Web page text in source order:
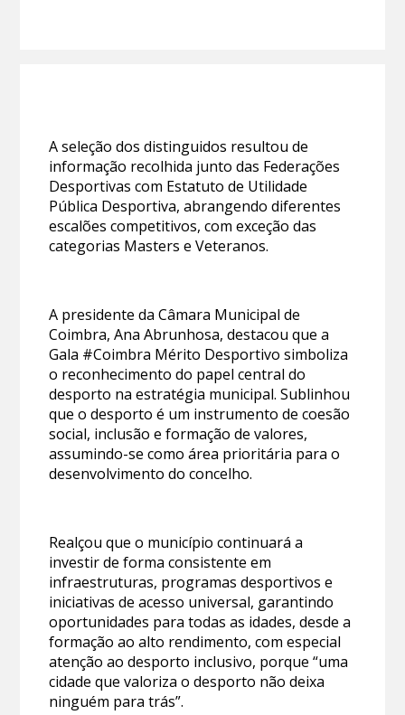
A seleção dos distinguidos resultou de
informação recolhida junto das Federações
Desportivas com Estatuto de Utilidade
Pública Desportiva, abrangendo diferentes
escalões competitivos, com exceção das
categorias Masters e Veteranos.
A presidente da Câmara Municipal de
Coimbra, Ana Abrunhosa, destacou que a
Gala #Coimbra Mérito Desportivo simboliza
o reconhecimento do papel central do
desporto na estratégia municipal. Sublinhou
que o desporto é um instrumento de coesão
social, inclusão e formação de valores,
assumindo-se como área prioritária para o
desenvolvimento do concelho.
Realçou que o município continuará a
investir de forma consistente em
infraestruturas, programas desportivos e
iniciativas de acesso universal, garantindo
oportunidades para todas as idades, desde a
formação ao alto rendimento, com especial
atenção ao desporto inclusivo, porque “uma
cidade que valoriza o desporto não deixa
ninguém para trás”.